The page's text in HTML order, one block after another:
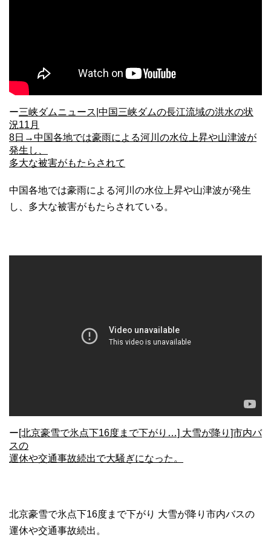
ー三峡ダムニュース|中国三峡ダムの長江流域の洪水の状
況11月
8日→中国各地では豪雨による河川の水位上昇や山津波が
発生し、
多大な被害がもたらされて
中国各地では豪雨による河川の水位上昇や山津波が発生
し、多大な被害がもたらされている。
ー[北京豪雪で氷点下16度まで下がり…] 大雪が降り]市内バ
スの
運休や交通事故続出で大騒ぎになった。
北京豪雪で氷点下16度まで下がり 大雪が降り市内バスの
運休や交通事故続出。